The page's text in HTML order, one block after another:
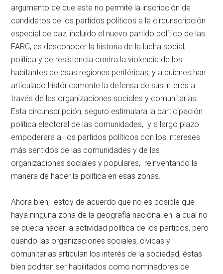
argumento de que este no permite la inscripción de
candidatos de los partidos políticos a la circunscripción
especial de paz, incluido el nuevo partido político de las
FARC, es desconocer la historia de la lucha social,
política y de resistencia contra la violencia de los
habitantes de esas regiones periféricas, y a quienes han
articulado históricamente la defensa de sus interés a
través de las organizaciones sociales y comunitarias.
Esta circunscripción, seguro estimulara la participación
política electoral de las comunidades, y a largo plazo
empoderara a los partidos políticos con los intereses
más sentidos de las comunidades y de las
organizaciones sociales y populares, reinventando la
manera de hacer la política en esas zonas.
Ahora bien, estoy de acuerdo que no es posible que
haya ninguna zona de la geografía nacional en la cual no
se pueda hacer la actividad política de los partidos, pero
cuando las organizaciones sociales, cívicas y
comunitarias articulan los interés de la sociedad, éstas
bien podrían ser habilitados como nominadores de